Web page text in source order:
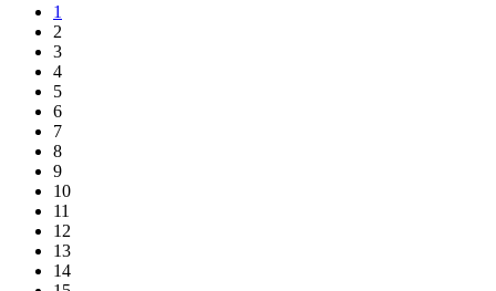
1
2
3
4
5
6
7
8
9
10
11
12
13
14